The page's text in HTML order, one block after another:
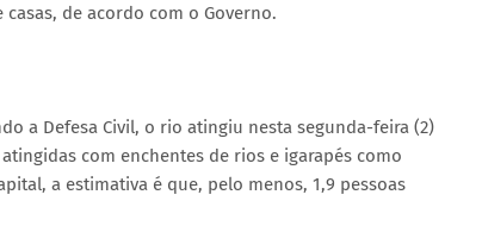
de acordo com o Governo.
a Defesa Civil, o rio atingiu nesta segunda-feira (2)
com enchentes de rios e igarapés como
a estimativa é que, pelo menos, 1,9 pessoas